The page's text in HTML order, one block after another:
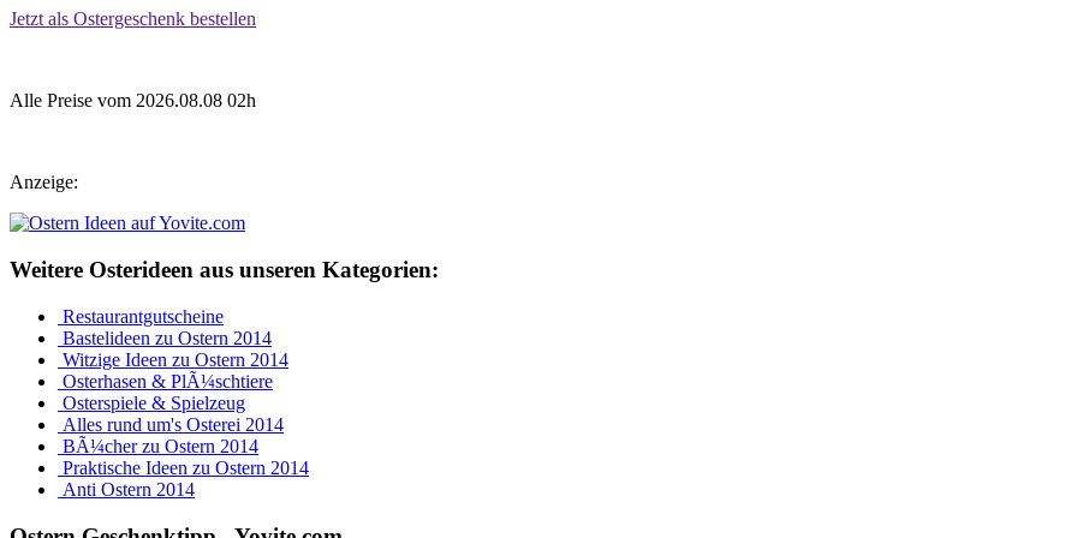
Jetzt als Ostergeschenk bestellen
Alle Preise vom 2026.08.08 02h
Anzeige:
Weitere Osterideen aus unseren Kategorien:
Restaurantgutscheine
Bastelideen zu Ostern 2014
Witzige Ideen zu Ostern 2014
Osterhasen & PlÃ¼schtiere
Osterspiele & Spielzeug
Alles rund um's Osterei 2014
BÃ¼cher zu Ostern 2014
Praktische Ideen zu Ostern 2014
Anti Ostern 2014